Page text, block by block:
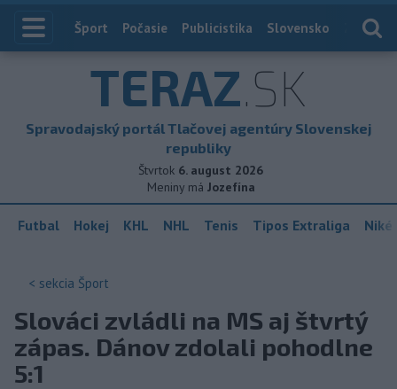
Index
Šport Počasie Publicistika Slovensko
TERAZ.SK
Spravodajský portál Tlačovej agentúry Slovenskej
republiky
Štvrtok 6. august 2026
Meniny má Jozefína
Futbal Hokej KHL NHL Tenis Tipos Extraliga
< sekcia Šport
Slováci zvládli na MS aj štvrtý
zápas. Dánov zdolali pohodlne
5:1